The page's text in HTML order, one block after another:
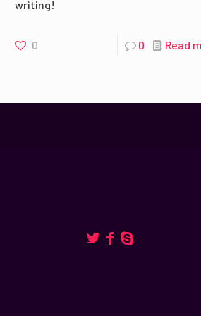
writing!
0 0 Read